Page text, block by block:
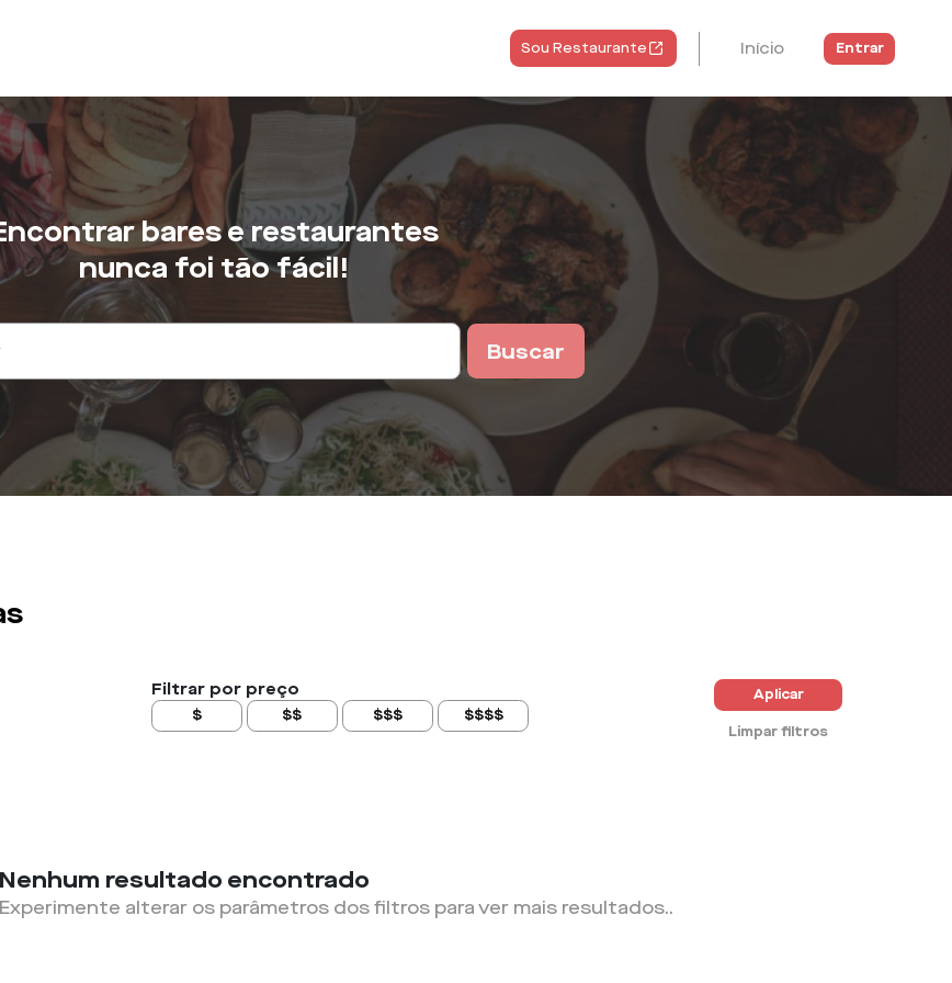
Sou Restaurante Início Entrar
bares e restaurantes
nunca foi tão fácil!
Buscar
Filtrar por preço
$ $$ $$$ $$$$
Aplicar
Limpar filtros
Nenhum resultado encontrado
Experimente alterar os parâmetros dos filtros para ver mais resultados..